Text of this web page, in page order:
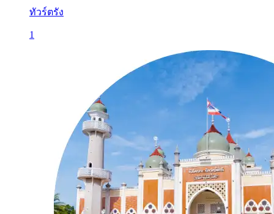
ทัวร์ตรัง
1